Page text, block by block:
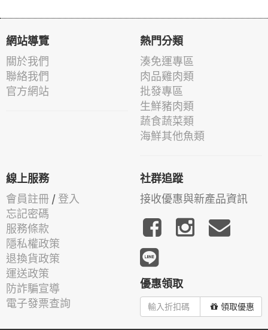
網站導覽
關於我們
聯絡我們
官方網站
熱門分類
湊免運專區
肉品雞肉類
批發專區
生鮮豬肉類
蔬食蔬菜類
海鮮其他魚類
線上服務
會員註冊 / 登入
忘記密碼
服務條款
隱私權政策
退換貨政策
運送政策
防詐騙宣導
電子發票查詢
社群追蹤
接收優惠與新產品資訊
優惠領取
領取優惠